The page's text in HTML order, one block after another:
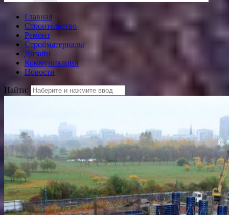
Главная
Строительство
Ремонт
Стройматериалы
Дизайн
Коммуникации
Новости
Найти: